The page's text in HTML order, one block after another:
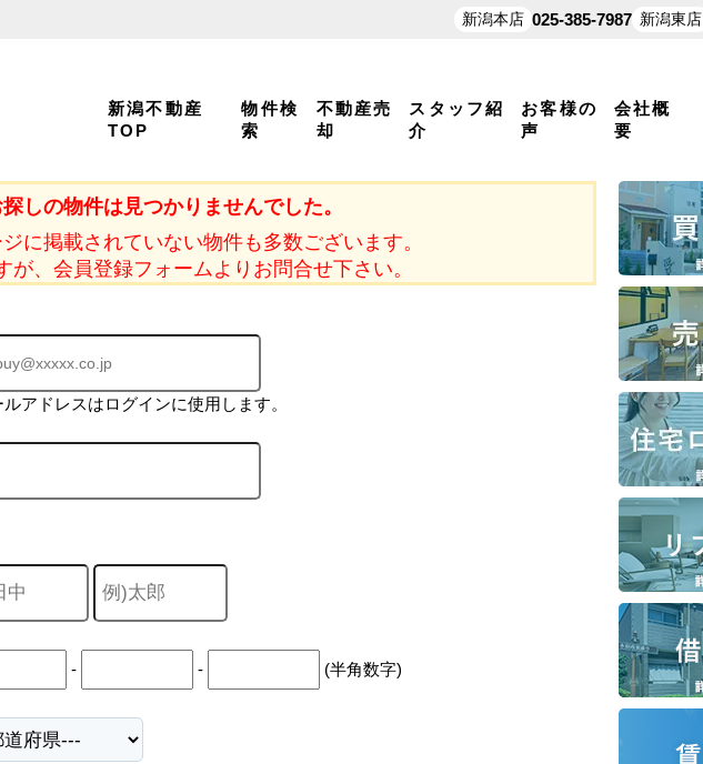
新潟不動産
TOP
物件検
索
不動産売
却
スタッフ紹
介
お客様の
声
会社概
要
しの物件は見つかりませんでした。
に掲載されていない物件も多数ございます。
が、会員登録フォームよりお問合せ下さい。
アドレスはログインに使用します。
- - (半角数字)
新潟本店 025-385-7987 新潟東店